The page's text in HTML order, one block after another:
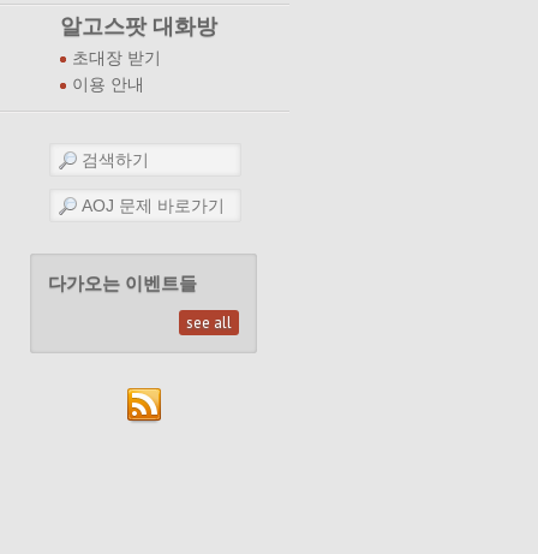
알고스팟 대화방
초대장 받기
이용 안내
다가오는 이벤트들
see all